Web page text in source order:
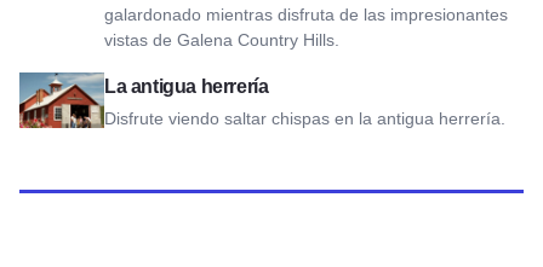
galardonado mientras disfruta de las impresionantes
vistas de Galena Country Hills.
La antigua herrería
Disfrute viendo saltar chispas en la antigua herrería.
Ver La antigua herrería